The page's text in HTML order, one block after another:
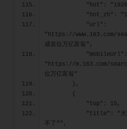
"hot":
"https://www.163.com/
成首位万亿富翁",
"https://m.163.com/
位万亿富翁"
        },
        {
            "top": 15,
不了”",